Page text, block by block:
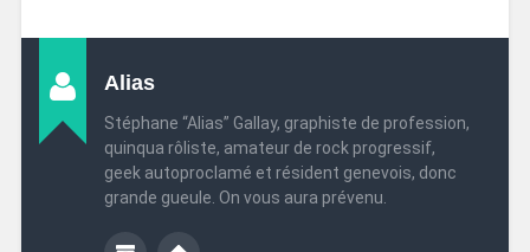
Alias
Stéphane “Alias” Gallay, graphiste de profession,
quinqua rôliste, amateur de rock progressif,
geek autoproclamé et résident genevois, donc
grande gueule. On vous aura prévenu.